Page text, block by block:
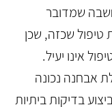
שמדובר
שכזה, שכן
אינו יעיל.
אבחנה נכונה
בדיקות ביתיות